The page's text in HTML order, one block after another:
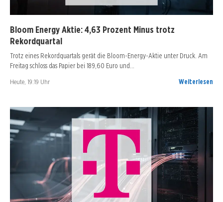
Bloom Energy Aktie: 4,63 Prozent Minus trotz
Rekordquartal
Trotz eines Rekordquartals gerät die Bloom-Energy-Aktie unter Druck. Am
Freitag schloss das Papier bei 189,60 Euro und…
Heute, 19:19 Uhr Weiterlesen